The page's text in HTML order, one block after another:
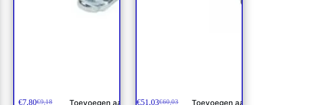
€9,18
€7,80 Toevoegen aan €60,03
€51,03 Toevoegen aan